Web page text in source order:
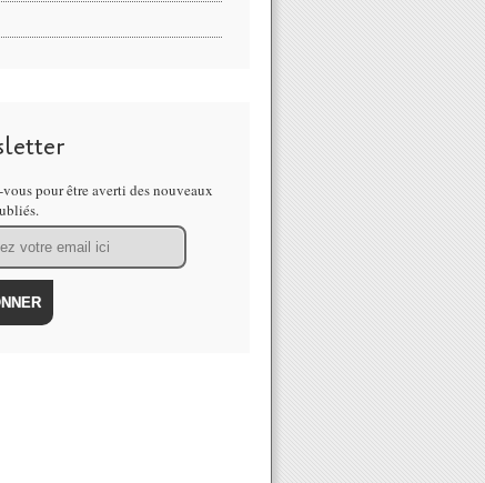
pour être averti des nouveaux